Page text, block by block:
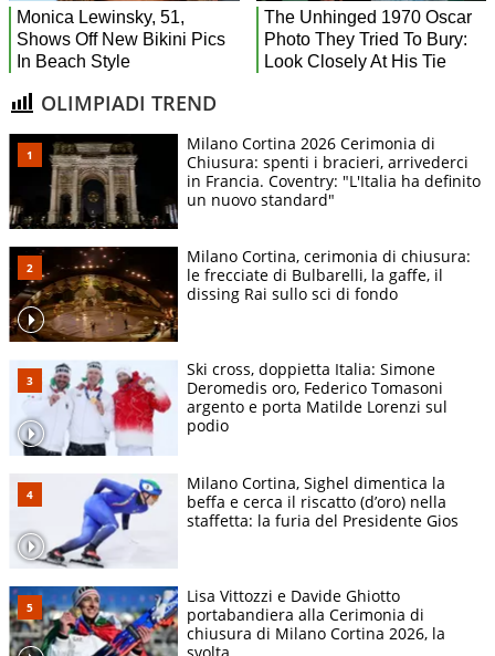
OLIMPIADI TREND
Milano Cortina 2026 Cerimonia di
Chiusura: spenti i bracieri, arrivederci
in Francia. Coventry: "L'Italia ha definito
un nuovo standard"
Milano Cortina, cerimonia di chiusura:
le frecciate di Bulbarelli, la gaffe, il
dissing Rai sullo sci di fondo
Ski cross, doppietta Italia: Simone
Deromedis oro, Federico Tomasoni
argento e porta Matilde Lorenzi sul
podio
Milano Cortina, Sighel dimentica la
beffa e cerca il riscatto (d’oro) nella
staffetta: la furia del Presidente Gios
Lisa Vittozzi e Davide Ghiotto
portabandiera alla Cerimonia di
chiusura di Milano Cortina 2026, la
svolta